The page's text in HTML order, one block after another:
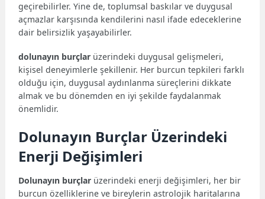
geçirebilirler. Yine de, toplumsal baskılar ve duygusal
açmazlar karşısında kendilerini nasıl ifade edeceklerine
dair belirsizlik yaşayabilirler.
dolunayın burçlar üzerindeki duygusal gelişmeleri,
kişisel deneyimlerle şekillenir. Her burcun tepkileri farklı
olduğu için, duygusal aydınlanma süreçlerini dikkate
almak ve bu dönemden en iyi şekilde faydalanmak
önemlidir.
Dolunayın Burçlar Üzerindeki
Enerji Değişimleri
Dolunayın burçlar üzerindeki enerji değişimleri, her bir
burcun özelliklerine ve bireylerin astrolojik haritalarına